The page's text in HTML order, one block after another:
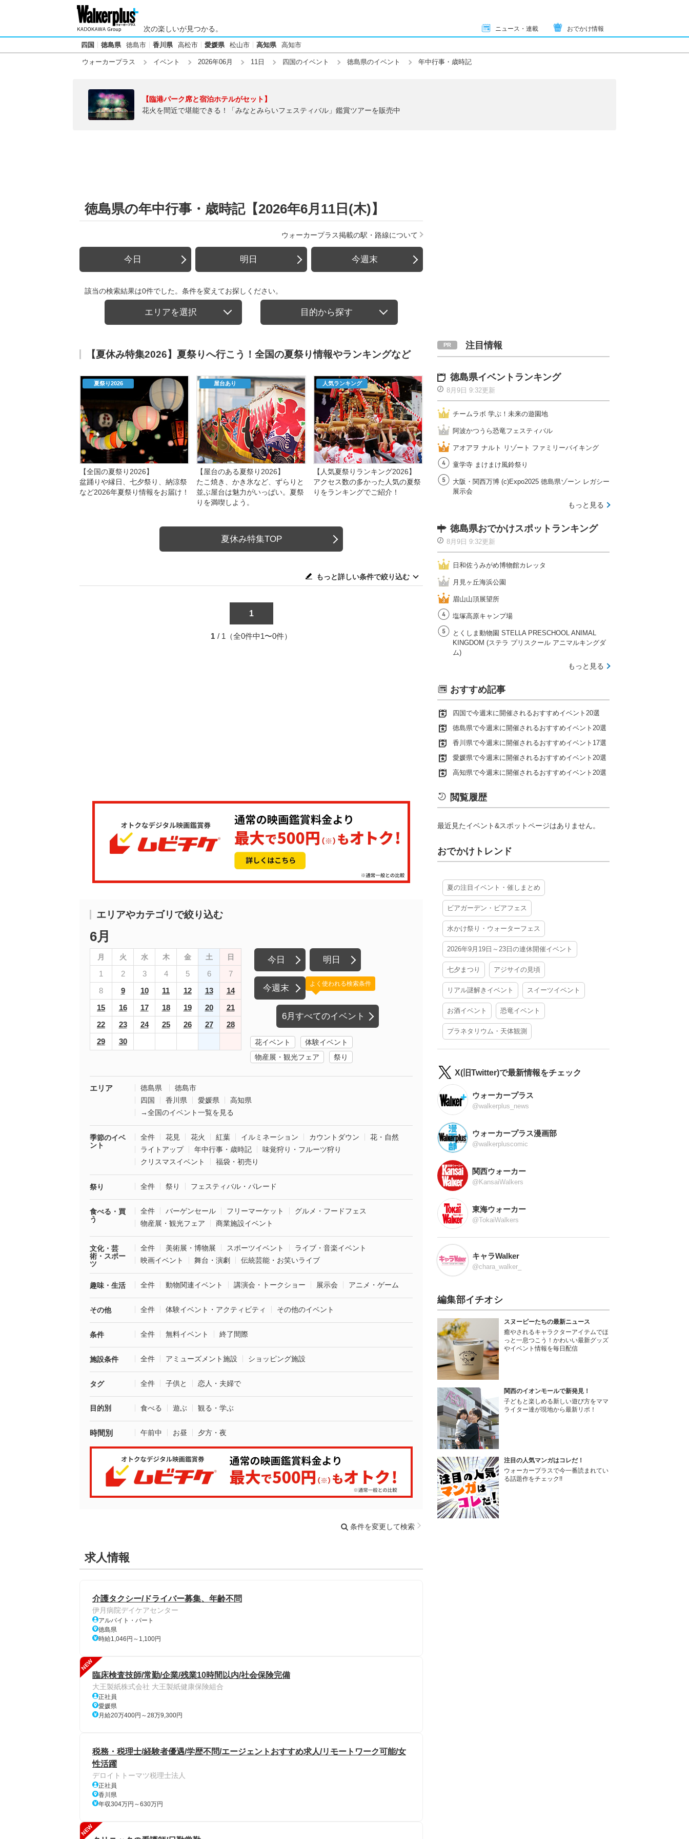
次の楽しいが見つかる。 ニュース・連載 おでかけ情報
四国 徳島県 徳島市 香川県 高松市 愛媛県 松山市 高知県 高知市
ウォーカープラス イベント 2026年06月 11日 四国のイベント 徳島県のイベント 年中行事・歳時記
【臨港パーク席と宿泊ホテルがセット】
花火を間近で堪能できる！「みなとみらいフェスティバル」鑑賞ツアーを販売中
徳島県の年中行事・歳時記【2026年6月11日(木)】
ウォーカープラス掲載の駅・路線について
今日 明日 今週末
該当の検索結果は0件でした。条件を変えてお探しください。
エリアを選択 目的から探す
【夏休み特集2026】夏祭りへ行こう！全国の夏祭り情報やランキングなど
夏祭り2026
【全国の夏祭り2026】
盆踊りや縁日、七夕祭り、納涼祭
など2026年夏祭り情報をお届け！
屋台あり
【屋台のある夏祭り2026】
たこ焼き、かき氷など、ずらりと
並ぶ屋台は魅力がいっぱい。夏祭
りを満喫しよう。
人気ランキング
【人気夏祭りランキング2026】
アクセス数の多かった人気の夏祭
りをランキングでご紹介！
夏休み特集TOP
もっと詳しい条件で絞り込む
1
1 / 1（全0件中1〜0件）
エリアやカテゴリで絞り込む
6月
月 火 水 木 金 土 日
1 2 3 4 5 6
7
8
9 10 11 12 13
14
15
16 17 18 19 20
21
22
23 24 25 26 27
28
29
30
今日 明日
今週末
6月すべてのイベント
よく使われる検索条件
花イベント
体験イベント
物産展・観光フェア
祭り
エリア 徳島県
徳島市
四国
香川県 愛媛県
高知県
→全国のイベント一覧を見る
季節のイベ
ント
全件 花見 花火 紅葉 イルミネーション カウントダウン
花・自然
ライトアップ
年中行事・歳時記
味覚狩り・フルーツ狩り
クリスマスイベント
福袋・初売り
祭り 全件 祭り フェスティバル・パレード
食べる・買
う
全件 バーゲンセール フリーマーケット
グルメ・フードフェス
物産展・観光フェア
商業施設イベント
文化・芸
術・スポー
ツ
全件 美術展・博物展 スポーツイベント
ライブ・音楽イベント
映画イベント
舞台・演劇 伝統芸能・お笑いライブ
趣味・生活 全件 動物関連イベント 講演会・トークショー 展示会 アニメ・ゲーム
その他 全件 体験イベント・アクティビティ その他のイベント
条件 全件 無料イベント 終了間際
施設条件 全件 アミューズメント施設 ショッピング施設
タグ 全件 子供と 恋人・夫婦で
目的別 食べる 遊ぶ 観る・学ぶ
時間別 午前中 お昼 夕方・夜
条件を変更して検索
求人情報
介護タクシー/ドライバー募集、年齢不問
伊月病院デイケアセンター
アルバイト・パート
徳島県
時給1,046円～1,100円
NEW
臨床検査技師/常勤/企業/残業10時間以内/社会保険完備
大王製紙株式会社 大王製紙健康保険組合
正社員
愛媛県
月給20万400円～28万9,300円
税務・税理士/経験者優遇/学歴不問/エージェントおすすめ求人/リモートワーク可能/女
性活躍
デロイトトーマツ税理士法人
正社員
香川県
年収304万円～630万円
NEW
注目情報
徳島県イベントランキング
8月9日 9:32更新
チームラボ 学ぶ！未来の遊園地
阿波かつうら恐竜フェスティバル
アオアヲ ナルト リゾート ファミリーバイキング
童学寺 まけまけ風鈴祭り
大阪・関西万博 (c)Expo2025 徳島県ゾーン レガシー
展示会
もっと見る
徳島県おでかけスポットランキング
8月9日 9:32更新
日和佐うみがめ博物館カレッタ
月見ヶ丘海浜公園
眉山山頂展望所
塩塚高原キャンプ場
とくしま動物園 STELLA PRESCHOOL ANIMAL
KINGDOM (ステラ プリスクール アニマルキングダ
ム)
もっと見る
おすすめ記事
四国で今週末に開催されるおすすめイベント20選
徳島県で今週末に開催されるおすすめイベント20選
香川県で今週末に開催されるおすすめイベント17選
愛媛県で今週末に開催されるおすすめイベント20選
高知県で今週末に開催されるおすすめイベント20選
閲覧履歴
最近見たイベント&スポットページはありません。
おでかけトレンド
夏の注目イベント・催しまとめ
ビアガーデン・ビアフェス
水かけ祭り・ウォーターフェス
2026年9月19日～23日の連休開催イベント
七夕まつり アジサイの見頃
リアル謎解きイベント スイーツイベント
お酒イベント 恐竜イベント
プラネタリウム・天体観測
X(旧Twitter)で最新情報をチェック
ウォーカープラス
@walkerplus_news
ウォーカープラス漫画部
@walkerpluscomic
関西ウォーカー
@KansaiWalkers
東海ウォーカー
@TokaiWalkers
キャラWalker
@chara_walker_
編集部イチオシ
スヌーピーたちの最新ニュース
癒やされるキャラクターアイテムでほ
っと一息つこう！かわいい最新グッズ
やイベント情報を毎日配信
関西のイオンモールで新発見！
子どもと楽しめる新しい遊び方をママ
ライター達が現地から最新リポ！
注目の人気マンガはコレだ！
ウォーカープラスで今一番読まれてい
る話題作をチェック!!